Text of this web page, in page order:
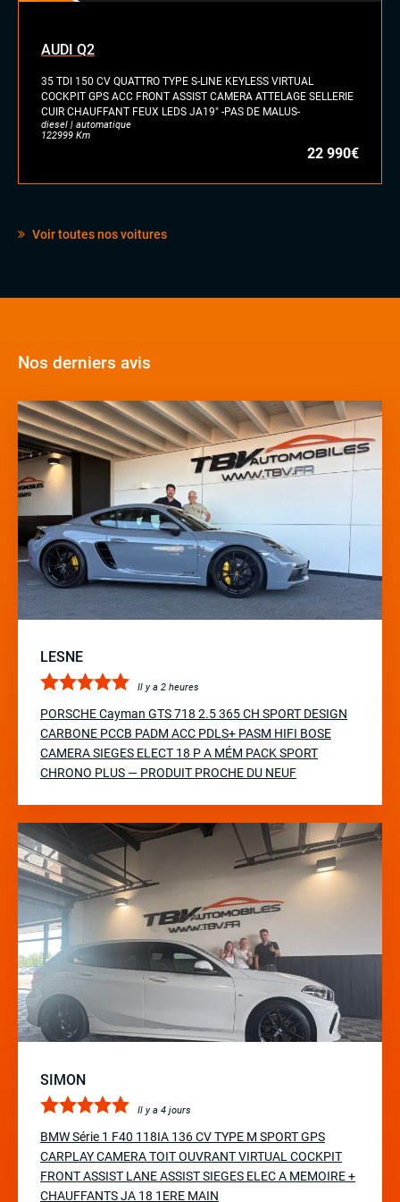
AUDI Q2
35 TDI 150 CV QUATTRO TYPE S-LINE KEYLESS VIRTUAL
COCKPIT GPS ACC FRONT ASSIST CAMERA ATTELAGE SELLERIE
CUIR CHAUFFANT FEUX LEDS JA19" -PAS DE MALUS-
diesel | automatique
122999 Km
22 990€
Voir toutes nos voitures
Nos derniers avis
LESNE
Il y a 2 heures
PORSCHE Cayman GTS 718 2.5 365 CH SPORT DESIGN
CARBONE PCCB PADM ACC PDLS+ PASM HIFI BOSE
CAMERA SIEGES ELECT 18 P A MÉM PACK SPORT
CHRONO PLUS — PRODUIT PROCHE DU NEUF
SIMON
Il y a 4 jours
BMW Série 1 F40 118IA 136 CV TYPE M SPORT GPS
CARPLAY CAMERA TOIT OUVRANT VIRTUAL COCKPIT
FRONT ASSIST LANE ASSIST SIEGES ELEC A MEMOIRE +
CHAUFFANTS JA 18 1ERE MAIN